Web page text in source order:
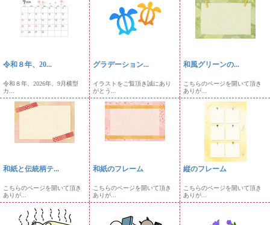
令和８年、20...
令和８年、2026年、9月横型
カ...
グラデーション...
イラストをご覧頂き誠にあり
がとう...
和風グリーンの...
こちらのページを開いて頂き
ありが...
和紙と伝統柄テ...
こちらのページを開いて頂き
ありが...
和紙のフレーム
こちらのページを開いて頂き
ありが...
縦のフレーム
こちらのページを開いて頂き
ありが...